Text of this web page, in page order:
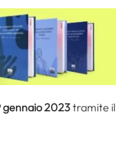
gennaio 2023tramite il